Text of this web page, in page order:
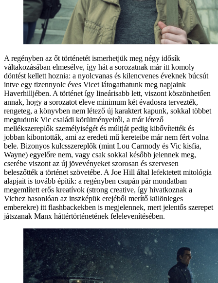
A regényben az őt történetét ismerhetjük meg négy idősík
váltakozásában elmesélve, így hát a sorozatnak már itt komoly
döntést kellett hoznia: a nyolcvanas és kilencvenes éveknek búcsút
intve egy tizennyolc éves Vicet látogathatunk meg napjaink
Haverhilljében. A történet így lineárisabb lett, viszont köszönhetően
annak, hogy a sorozatot eleve minimum két évadosra tervezték,
rengeteg, a könyvben nem létező új karaktert kapunk, sokkal többet
megtudunk Vic családi körülményeiről, a már létező
mellékszereplők személyiségét és múltját pedig kibővítették és
jobban kibontották, ami az eredeti mű kereteibe már nem fért volna
bele. Bizonyos kulcsszereplők (mint Lou Carmody és Vic kisfia,
Wayne) egyelőre nem, vagy csak sokkal később jelennek meg,
cserébe viszont az új jövevényeket szorosan és szervesen
beleszőtték a történet szövetébe. A Joe Hill által lefektetett mitológia
alapjait is tovább építik: a regényben csupán pár mondatban
megemlített erős kreatívok (strong creative, így hivatkoznak a
Vichez hasonlóan az inszképük erejéből merítő különleges
emberekre) itt flashbackekben is megjelennek, mert jelentős szerepet
játszanak Manx háttértörténetének felelevenítésében.